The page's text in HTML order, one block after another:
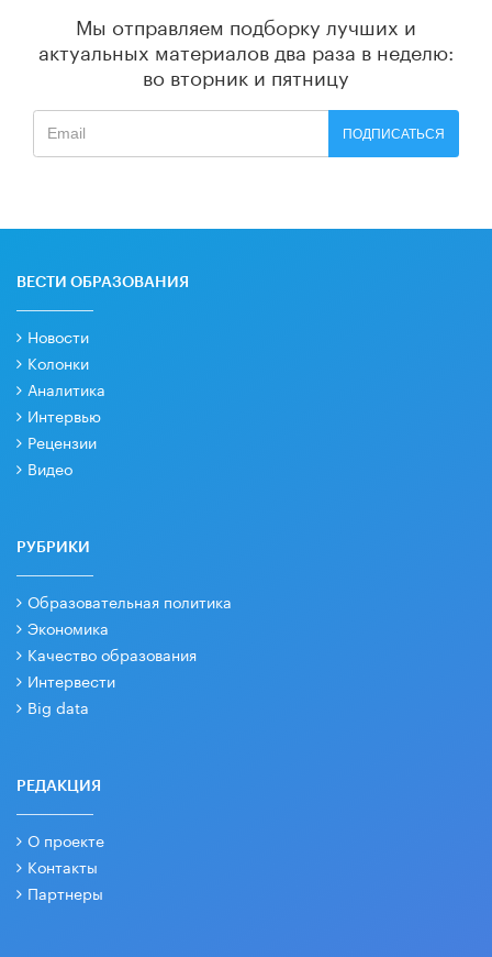
Мы отправляем подборку лучших и
актуальных материалов два раза в неделю:
во вторник и пятницу
ПОДПИСАТЬСЯ
ВЕСТИ ОБРАЗОВАНИЯ
Новости
Колонки
Аналитика
Интервью
Рецензии
Видео
РУБРИКИ
Образовательная политика
Экономика
Качество образования
Интервести
Big data
РЕДАКЦИЯ
О проекте
Контакты
Партнеры